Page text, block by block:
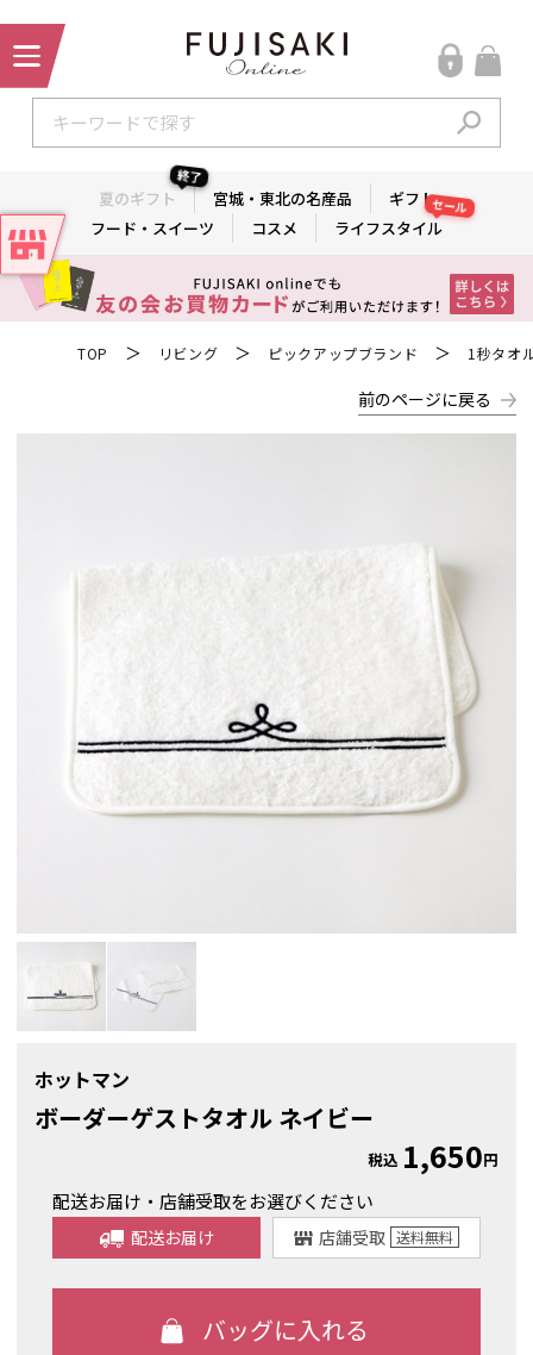
夏のギフト
終了
宮城・東北の名産品
ギフト
フード・スイーツ
コスメ ライフスタイル
セール
TOP ＞ リビング ＞ ピックアップブランド ＞ 1秒タオ
前のページに戻る
ホットマン
ボーダーゲストタオル ネイビー
税込 1,650円
配送お届け・店舗受取をお選びください
配送お届け 店舗受取 送料無料